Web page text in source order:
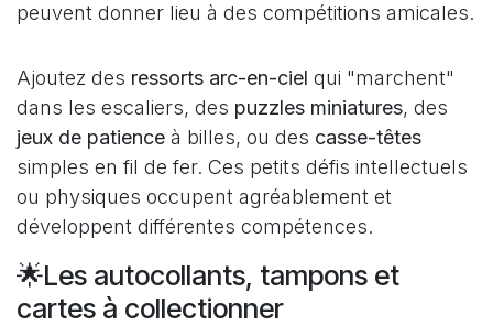
peuvent donner lieu à des compétitions amicales.
Ajoutez des ressorts arc-en-ciel qui "marchent"
dans les escaliers, des puzzles miniatures, des
jeux de patience à billes, ou des casse-têtes
simples en fil de fer. Ces petits défis intellectuels
ou physiques occupent agréablement et
développent différentes compétences.
🌟Les autocollants, tampons et
cartes à collectionner